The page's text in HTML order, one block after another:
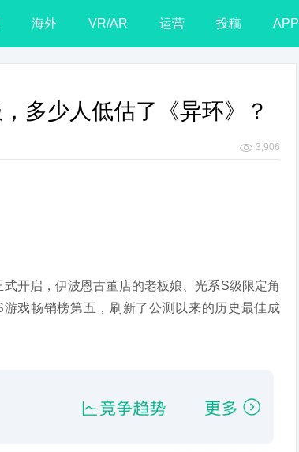
海外 VR/AR 运营 投稿 APP
多少人低估了《异环》？
3,906
开启，伊波恩古董店的老板娘、光系S级限定角
戏畅销榜第五，刷新了公测以来的历史最佳成